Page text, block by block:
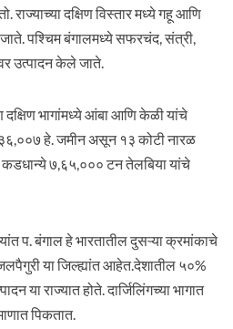
राज्याच्या दक्षिण विस्तार मध्ये गहू आणि
पश्चिम बंगालमध्ये सफरचंद, संत्री,
उत्पादन केले जाते.
दक्षिण भागांमध्ये आंबा आणि केळी यांचे
हे. जमीन असून १३ कोटी नारळ
७,६५,००० टन तेलबिया यांचे
प. बंगाल हे भारतातील दुसऱ्या क्रमांकाचे
या जिल्ह्यांत आहेत.देशातील ५०%
या राज्यात होते. दार्जिलिंगच्या भागात
पिकतात.